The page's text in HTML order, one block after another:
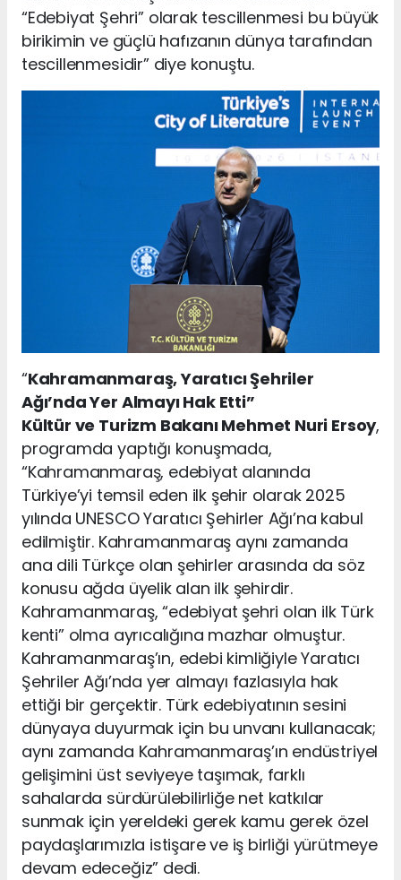
“Edebiyat Şehri” olarak tescillenmesi bu büyük
birikimin ve güçlü hafızanın dünya tarafından
tescillenmesidir” diye konuştu.
“Kahramanmaraş, Yaratıcı Şehriler
Ağı’nda Yer Almayı Hak Etti”
Kültür ve Turizm Bakanı Mehmet Nuri Ersoy,
programda yaptığı konuşmada,
“Kahramanmaraş, edebiyat alanında
Türkiye’yi temsil eden ilk şehir olarak 2025
yılında UNESCO Yaratıcı Şehirler Ağı’na kabul
edilmiştir. Kahramanmaraş aynı zamanda
ana dili Türkçe olan şehirler arasında da söz
konusu ağda üyelik alan ilk şehirdir.
Kahramanmaraş, “edebiyat şehri olan ilk Türk
kenti” olma ayrıcalığına mazhar olmuştur.
Kahramanmaraş’ın, edebi kimliğiyle Yaratıcı
Şehriler Ağı’nda yer almayı fazlasıyla hak
ettiği bir gerçektir. Türk edebiyatının sesini
dünyaya duyurmak için bu unvanı kullanacak;
aynı zamanda Kahramanmaraş’ın endüstriyel
gelişimini üst seviyeye taşımak, farklı
sahalarda sürdürülebilirliğe net katkılar
sunmak için yereldeki gerek kamu gerek özel
paydaşlarımızla istişare ve iş birliği yürütmeye
devam edeceğiz” dedi.